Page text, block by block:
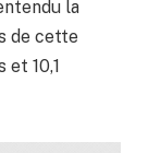
la
de cette
10,1